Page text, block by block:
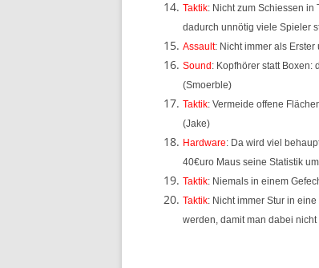
Taktik: Nicht zum Schiessen
dadurch unnötig viele Spieler
Assault: Nicht immer als
Sound : Kopfhörer statt Boxen:
(Smoerble)
Taktik: Vermeide offene
(Jake)
Hardware: Da wird viel
40€uro Maus seine Statistik
Taktik: Niemals in einem
Taktik: Nicht immer Stur in
werden, damit man dabei